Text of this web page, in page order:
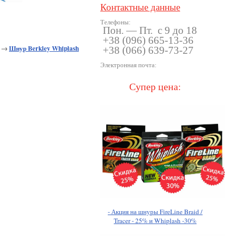
→Шнур Berkley Whiplash
Контактные данные
Телефоны:
Пон. — Пт. с 9 до 18
+38 (096) 665-13-36
+38 (066) 639-73-27
Электронная почта:
Супер цена:
- Акция на шнуры FireLine Braid /
Tracer - 25% и Whiplash -30%